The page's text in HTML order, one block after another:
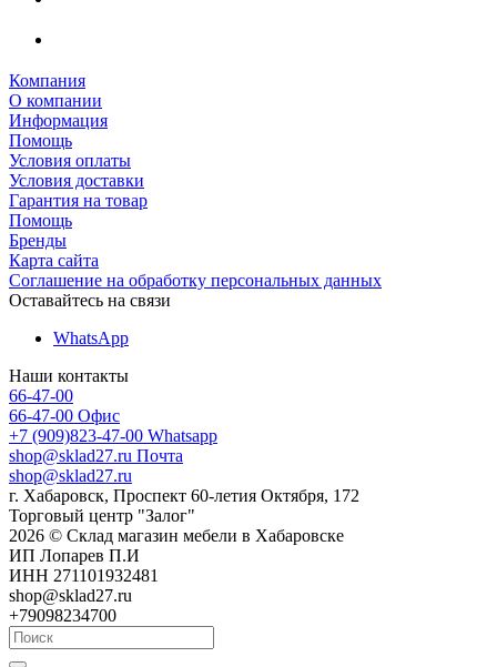
Компания
О компании
Информация
Помощь
Условия оплаты
Условия доставки
Гарантия на товар
Помощь
Бренды
Карта сайта
Соглашение на обработку персональных данных
Оставайтесь на связи
WhatsApp
Наши контакты
66-47-00
66-47-00 Офис
+7 (909)823-47-00 Whatsapp
shop@sklad27.ru Почта
shop@sklad27.ru
г. Хабаровск, Проспект 60-летия Октября, 172
Торговый центр "Залог"
2026 © Склад магазин мебели в Хабаровске
ИП Лопарев П.И
ИНН 271101932481
shop@sklad27.ru
+79098234700